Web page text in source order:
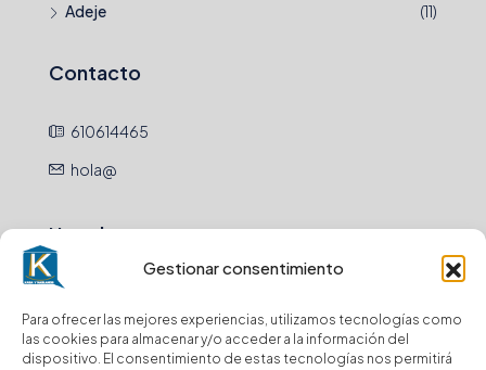
Gestionar consentimiento
Para ofrecer las mejores experiencias, utilizamos tecnologías como
las cookies para almacenar y/o acceder a la información del
dispositivo. El consentimiento de estas tecnologías nos permitirá
Adeje
(11)
Contacto
610614465
hola@
Newsletter
Suscríbase a nuestro boletín para recibir